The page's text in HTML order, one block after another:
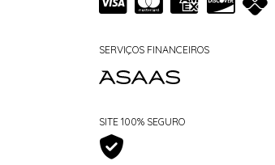
SERVIÇOS FINANCEIROS
SITE 100% SEGURO